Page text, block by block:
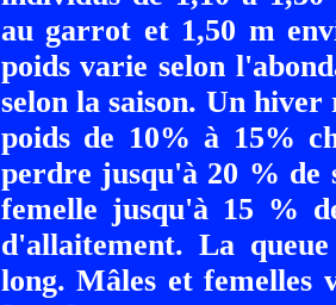
au garrot et 1,50 m
poids varie selon
selon la saison. Un
poids de 10% à 15%
perdre jusqu'à 20 % de
femelle jusqu'à 15 %
d'allaitement. La
long. Mâles et femelles